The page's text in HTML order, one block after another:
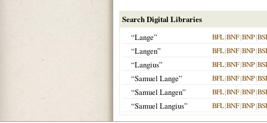
Search Digital Libraries
“Lange”
BFL|BNF|BNP|
“Langen” BFL|BNF|BNP|
“Langius” BFL|BNF|BNP|
“Samuel Lange” BFL|BNF|BNP|
“Samuel Langen” BFL|BNF|BNP|
“Samuel Langius” BFL|BNF|BNP|